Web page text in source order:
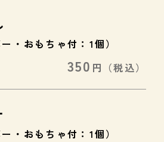
・おもちゃ付：1個）
350 円 （税込）
・おもちゃ付：1個）